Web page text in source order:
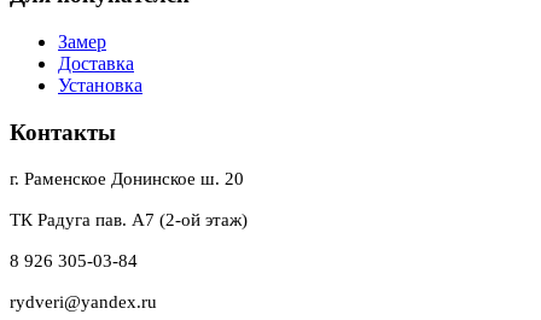
Замер
Доставка
Установка
Контакты
г. Раменское Донинское ш. 20
ТК Радуга пав. А7 (2-ой этаж)
8 926 305-03-84
rydveri@yandex.ru